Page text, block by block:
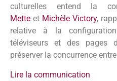
culturelles entend la
Mette et Michèle Victory,
relative à la
téléviseurs et des pages
préserver la concurrence
Lire la communication